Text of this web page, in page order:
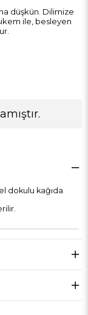
düşkün. Dilimize
ile, besleyen
dokulu kağıda